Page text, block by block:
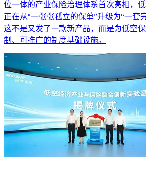
位一体的产业保险治理体系首次亮相，
正在从“一张张孤立的保单”升级为“一
这不是又发了一款新产品，而是为低空
制、可推广的制度基础设施。